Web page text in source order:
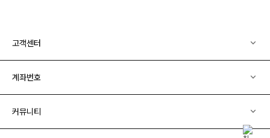
고객센터
계좌번호
커뮤니티